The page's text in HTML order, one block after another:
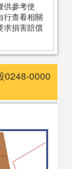
供參考使
行查看相關
求損害賠償
0248-0000